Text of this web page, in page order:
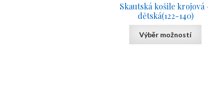
Skautská košile krojová
dětská(122-140)
Výběr možností